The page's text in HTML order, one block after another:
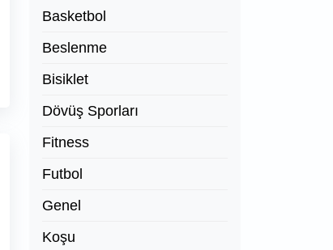
Basketbol
Beslenme
Bisiklet
Dövüş Sporları
Fitness
Futbol
Genel
Koşu